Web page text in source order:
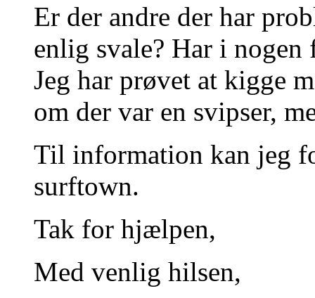
Er der andre der har
enlig svale? Har i
Jeg har prøvet at kigge
om der var en svipser,
Til information kan jeg
surftown.
Tak for hjælpen,
Med venlig hilsen,